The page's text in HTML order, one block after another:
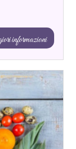
informazioni